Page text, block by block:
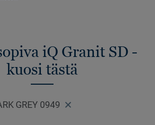
iQ Granit SD -
kuosi tästä
GREY 0949